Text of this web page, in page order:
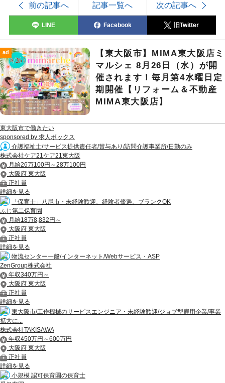
前の記事へ 記事一覧へ 次の記事へ
LINE Facebook 旧Twitter
ad
【東大阪市】MIMA東大阪店ミ
マルシェ 8月26日（水）が開
催されます！毎月第4水曜日定
期開催【リフォーム＆不動産
MIMA東大阪店】
東大阪市で働きたい
sponsored by 求人ボックス
介護福祉士/サービス提供責任者/賞与あり/訪問介護事業所/日勤のみ
株式会社ケア21ケア21東大阪
月給26万100円～28万100円
大阪府 東大阪
正社員
詳細を見る
「保育士」八尾市・未経験歓迎、経験者優遇、ブランクOK
ふじ第二保育園
月給18万8,832円～
大阪府 東大阪
正社員
詳細を見る
物流センター一般/インターネット/Webサービス・ASP
ZenGroup株式会社
年収340万円～
大阪府 東大阪
正社員
詳細を見る
東大阪市/工作機械のサービスエンジニア・未経験歓迎/ジョブ型雇用企業/事業
拡大に...
株式会社TAKISAWA
年収450万円～600万円
大阪府 東大阪
正社員
詳細を見る
小規模 認可保育園の保育士